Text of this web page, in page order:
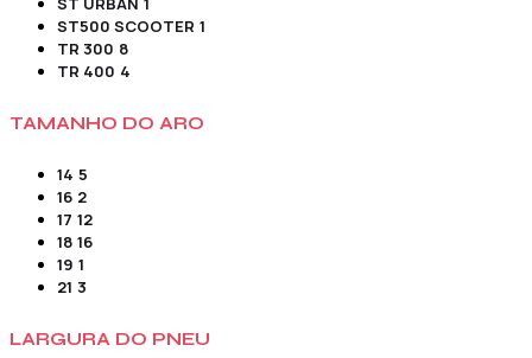
ST500 SCOOTER 1
TR 300 8
TR 400 4
TAMANHO DO ARO
14 5
16 2
17 12
18 16
19 1
21 3
LARGURA DO PNEU